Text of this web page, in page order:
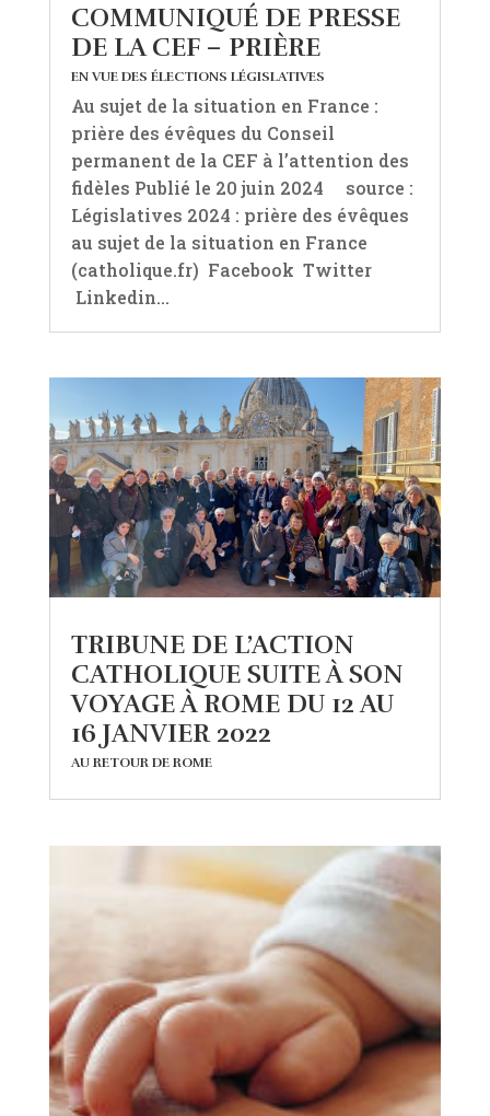
COMMUNIQUÉ DE PRESSE
DE LA CEF – PRIÈRE
EN VUE DES ÉLECTIONS LÉGISLATIVES
Au sujet de la situation en France :
prière des évêques du Conseil
permanent de la CEF à l’attention des
fidèles Publié le 20 juin 2024 source :
Législatives 2024 : prière des évêques
au sujet de la situation en France
(catholique.fr) Facebook Twitter
Linkedin...
TRIBUNE DE L’ACTION
CATHOLIQUE SUITE À SON
VOYAGE À ROME DU 12 AU
16 JANVIER 2022
AU RETOUR DE ROME